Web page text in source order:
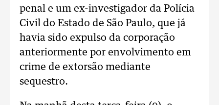
penal e um ex-investigador da Polícia
Civil do Estado de São Paulo, que já
havia sido expulso da corporação
anteriormente por envolvimento em
crime de extorsão mediante
sequestro.